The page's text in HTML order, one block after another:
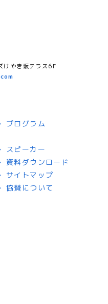
やき坂テラス6F
プログラム
スピーカー
資料ダウンロード
サイトマップ
協賛について